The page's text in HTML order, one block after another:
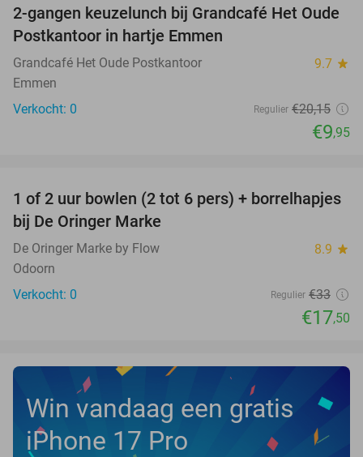
51%
NEW
TODAY
2-gangen keuzelunch bij Grandcafé Het Oude
Postkantoor in hartje Emmen
Grandcafé Het Oude Postkantoor 9.7 star
Emmen
Verkocht: 0
Regulier €20,15
€9,95
47%
TODAY
1 of 2 uur bowlen (2 tot 6 pers) + borrelhapjes
bij De Oringer Marke
De Oringer Marke by Flow 8.9 star
Odoorn
Verkocht: 0
Regulier €33
€17,50
Win vandaag een gratis
iPhone 17 Pro